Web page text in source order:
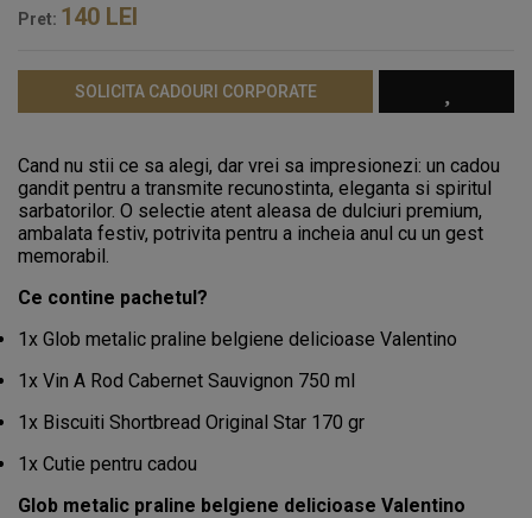
Pret: 140 LEI
SOLICITA CADOURI CORPORATE
Cand nu stii ce sa alegi, dar vrei sa impresionezi: un cadou
gandit pentru a transmite recunostinta, eleganta si spiritul
sarbatorilor. O selectie atent aleasa de dulciuri premium,
ambalata festiv, potrivita pentru a incheia anul cu un gest
memorabil.
Ce contine pachetul?
1x Glob metalic praline belgiene delicioase Valentino
1x Vin A Rod Cabernet Sauvignon 750 ml
1x Biscuiti Shortbread Original Star 170 gr
1x Cutie pentru cadou
Glob metalic praline belgiene delicioase Valentino